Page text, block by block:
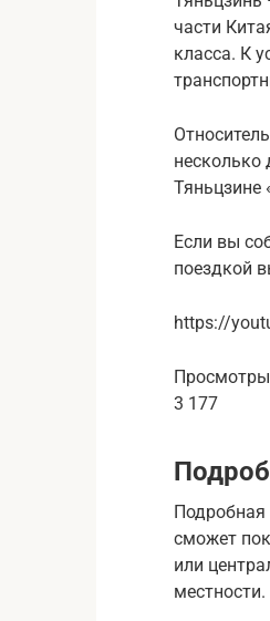
части
класса. К
несколько
Тяньцзине
Если вы
поездкой
https://
3 177
Подробная
сможет
или